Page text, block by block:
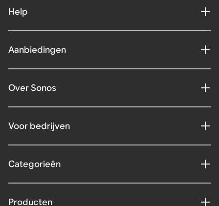
Help
Aanbiedingen
Over Sonos
Voor bedrijven
Categorieën
Producten